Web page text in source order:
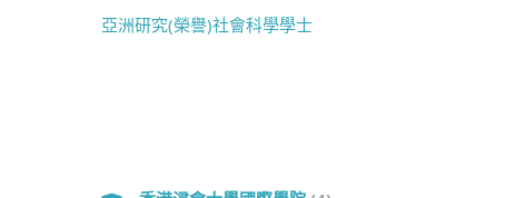
亞洲研究(榮譽)社會科學學士